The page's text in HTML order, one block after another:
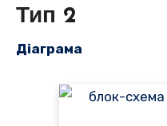
Тип 2
Діаграма